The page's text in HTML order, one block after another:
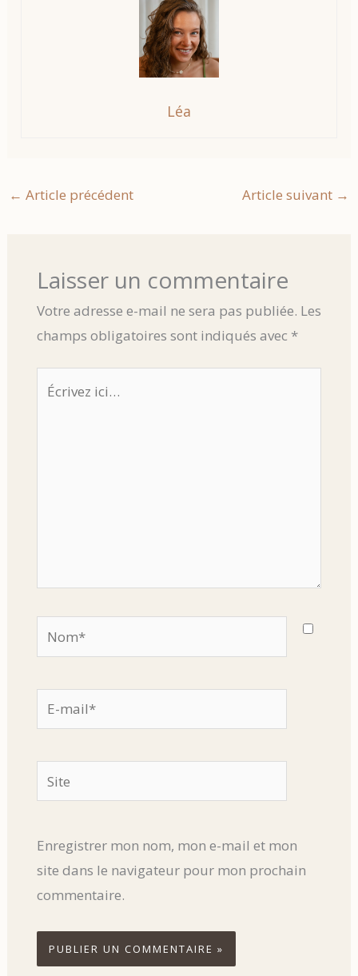
Léa
← Article précédent Article suivant →
Laisser un commentaire
Votre adresse e-mail ne sera pas publiée. Les
champs obligatoires sont indiqués avec *
Écrivez
Nom*
E-
mail*
Site
Enregistrer mon nom, mon e-mail et mon
site dans le navigateur pour mon prochain
commentaire.